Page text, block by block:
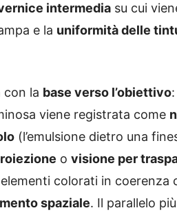
intermedia su cui
e la uniformità delle
con la base verso l’obiettivo
viene registrata come
(l’emulsione dietro una
o visione per
colorati in coerenza
spaziale. Il parallelo